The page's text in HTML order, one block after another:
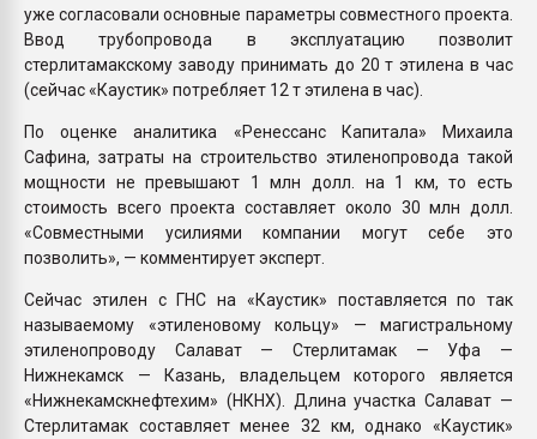
уже согласовали основные параметры совместного проекта.
Ввод трубопровода в эксплуатацию позволит
стерлитамакскому заводу принимать до 20 т этилена в час
(сейчас «Каустик» потребляет 12 т этилена в час).
По оценке аналитика «Ренессанс Капитала» Михаила
Сафина, затраты на строительство этиленопровода такой
мощности не превышают 1 млн долл. на 1 км, то есть
стоимость всего проекта составляет около 30 млн долл.
«Совместными усилиями компании могут себе это
позволить», — комментирует эксперт.
Сейчас этилен с ГНС на «Каустик» поставляется по так
называемому «этиленовому кольцу» — магистральному
этиленопроводу Салават — Стерлитамак — Уфа —
Нижнекамск — Казань, владельцем которого является
«Нижнекамскнефтехим» (НКНХ). Длина участка Салават —
Стерлитамак составляет менее 32 км, однако «Каустик»